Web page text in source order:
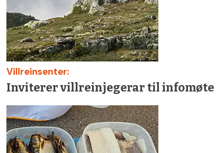
Villreinsenter:
Inviterer villreinjegerar til infomøte